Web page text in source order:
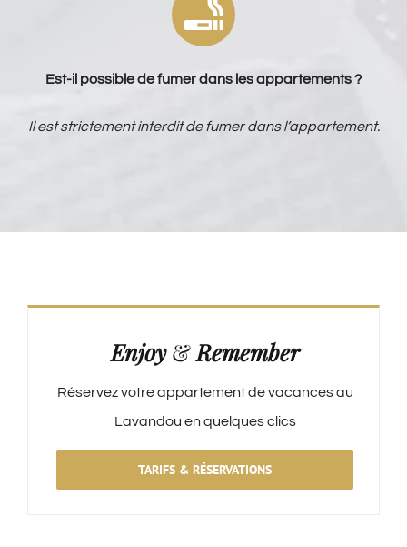
Est-il possible de fumer dans les appartements ?
Il est strictement interdit de fumer dans l’appartement.
Enjoy&Remember
Réservez votre appartement de vacances au
Lavandou en quelques clics
TARIFS & RÉSERVATIONS